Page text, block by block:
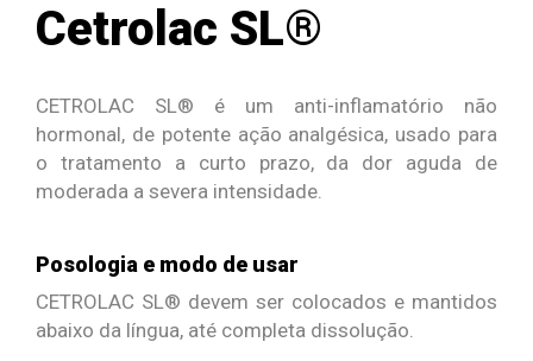
Cetrolac SL®
CETROLAC SL® é um anti-inflamatório não
hormonal, de potente ação analgésica, usado para
o tratamento a curto prazo, da dor aguda de
moderada a severa intensidade.
Posologia e modo de usar
CETROLAC SL® devem ser colocados e mantidos
abaixo da língua, até completa dissolução.